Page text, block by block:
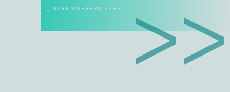
_ MAKE WORKERS HAPPY.